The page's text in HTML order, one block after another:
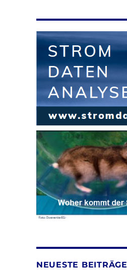
NEUESTE BEITRÄGE